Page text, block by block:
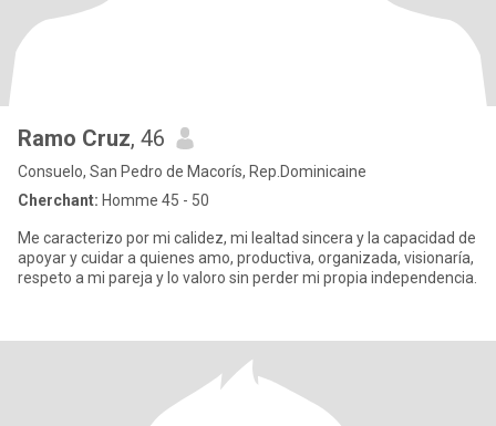
Ramo Cruz, 46
Consuelo, San Pedro de Macorís, Rep.Dominicaine
Cherchant: Homme 45 - 50
Me caracterizo por mi calidez, mi lealtad sincera y la capacidad de
apoyar y cuidar a quienes amo, productiva, organizada, visionaría,
respeto a mi pareja y lo valoro sin perder mi propia independencia.